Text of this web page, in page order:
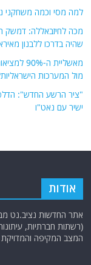
למה מסי וכמה משחקני
מכה לחיזבאללה: דמשק
שהיה בדרכו ללבנון
מול המערכות
ישיר עם נאט"ו
אודות
אתר החדשות נציב.נט
(רשתות חברתיות,
המצב המקיפה